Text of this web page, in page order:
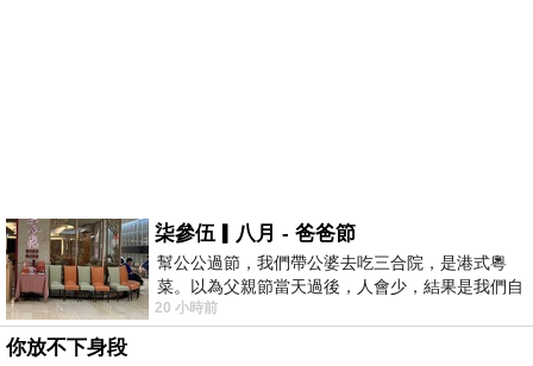
柒參伍▎八月 - 爸爸節
幫公公過節，我們帶公婆去吃三合院，是港式粵
菜。以為父親節當天過後，人會少，結果是我們自
己想多了。人陸續地進，滿滿都是人，個人
20 小時前
你放不下身段